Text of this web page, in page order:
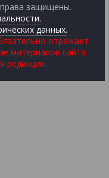
защищены.
данных.
отражает
материалов сайта
редакции.